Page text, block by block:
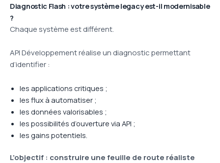
Diagnostic Flash : votre système legacy est-il modernisable
?
Chaque système est différent.
API Développement réalise un diagnostic permettant
d’identifier :
les applications critiques ;
les flux à automatiser ;
les données valorisables ;
les possibilités d’ouverture via API ;
les gains potentiels.
L’objectif : construire une feuille de route réaliste